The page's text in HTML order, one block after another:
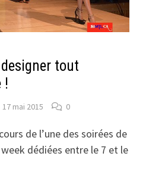
tout
!
17 mai 2015 0
de l’une des soirées de
dédiées entre le 7 et le